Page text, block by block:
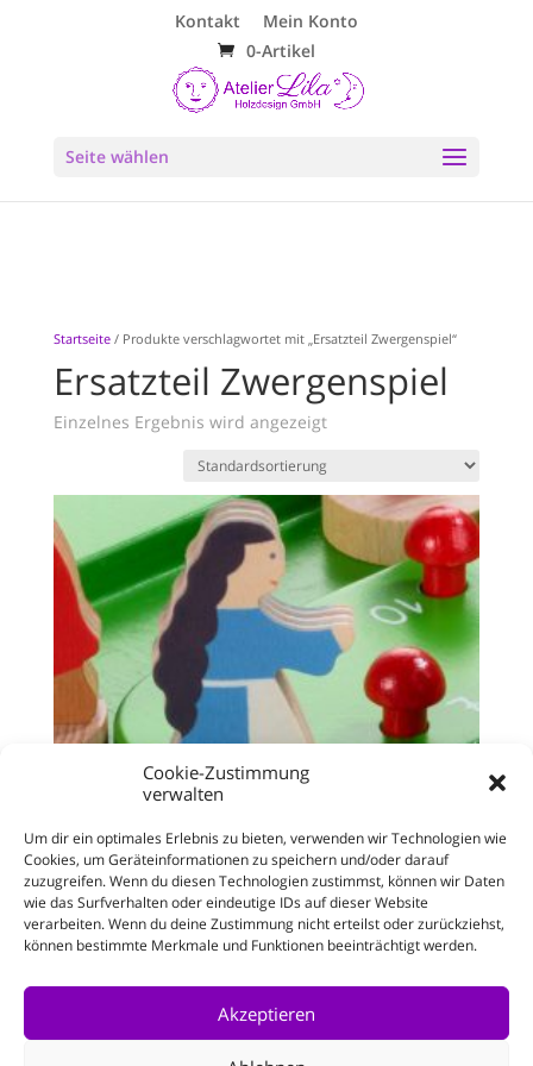
Cookie-Zustimmung
verwalten
Um dir ein optimales Erlebnis zu bieten, verwenden wir Technologien wie
Cookies, um Geräteinformationen zu speichern und/oder darauf
zuzugreifen. Wenn du diesen Technologien zustimmst, können wir Daten
wie das Surfverhalten oder eindeutige IDs auf dieser Website
verarbeiten. Wenn du deine Zustimmung nicht erteilst oder zurückziehst,
können bestimmte Merkmale und Funktionen beeinträchtigt werden.
Akzeptieren
Kontakt
Mein Konto
0-Artikel
Seite wählen
Startseite/ Produkte verschlagwortet mit „Ersatzteil Zwergenspiel“
Ersatzteil Zwergenspiel
Einzelnes Ergebnis wird angezeigt
Figur Schneewittchen
10,08€